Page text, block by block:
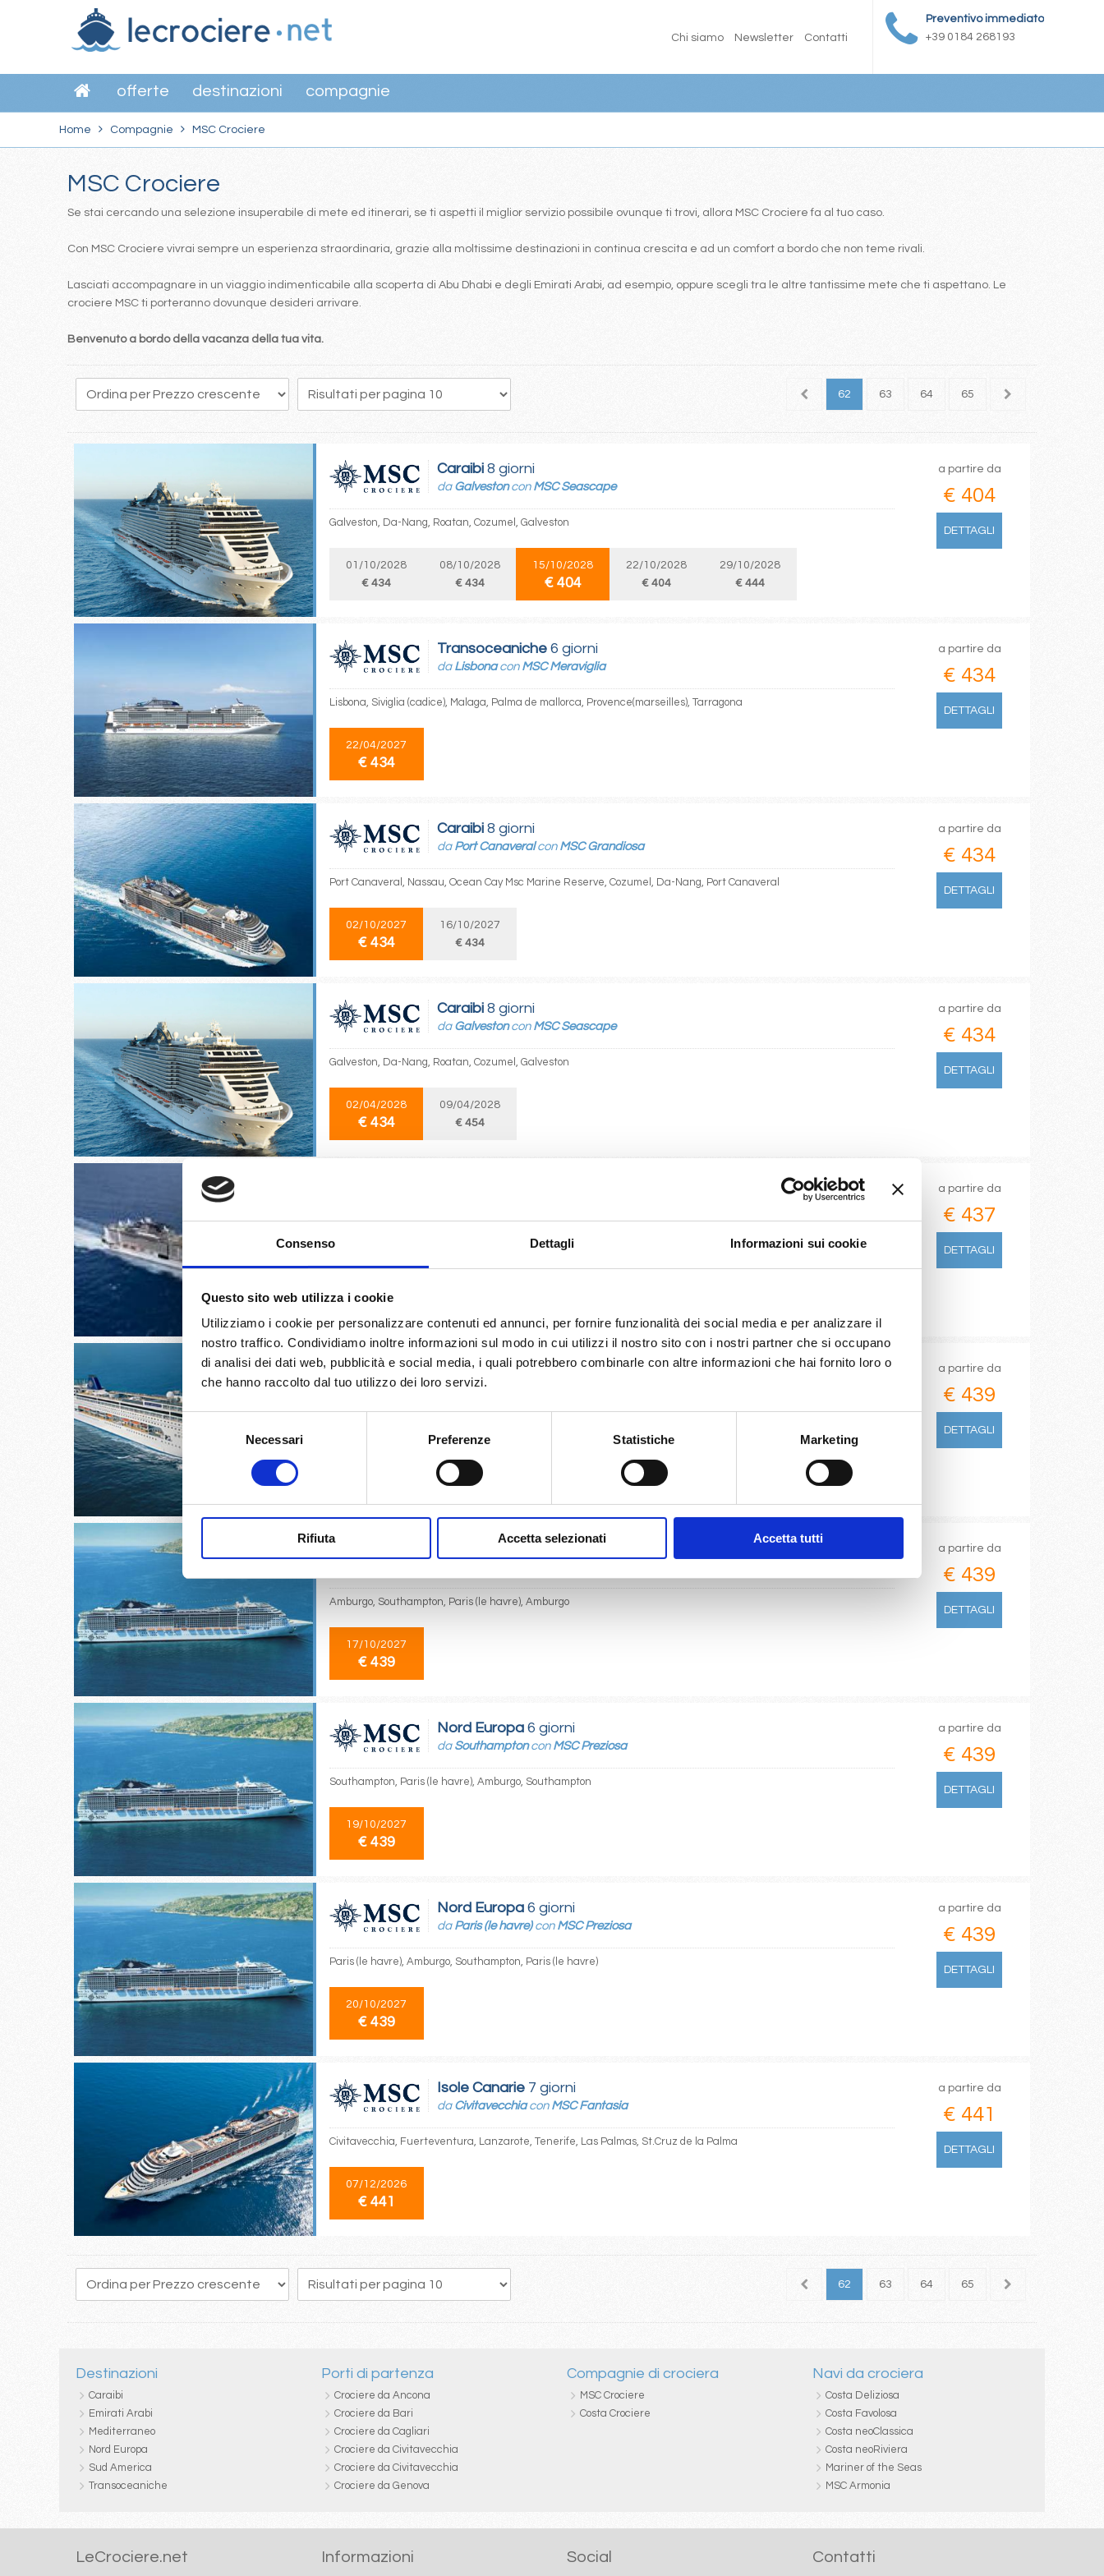
Consenso Dettagli Informazioni sui cookie
Questo sito web utilizza i cookie
Utilizziamo i cookie per personalizzare contenuti ed annunci, per fornire funzionalità dei social media e per analizzare il
nostro traffico. Condividiamo inoltre informazioni sul modo in cui utilizzi il nostro sito con i nostri partner che si occupano
di analisi dei dati web, pubblicità e social media, i quali potrebbero combinarle con altre informazioni che hai fornito loro o
che hanno raccolto dal tuo utilizzo dei loro servizi.
Selezione
del
consenso
Necessari Preferenze Statistiche Marketing
Rifiuta Accetta selezionati Accetta tutti
Preventivo immediato
+39 0184 268193
Chi siamo Newsletter Contatti
offerte destinazioni compagnie
Home Compagnie MSC Crociere
MSC Crociere
Se stai cercando una selezione insuperabile di mete ed itinerari, se ti aspetti il miglior servizio possibile ovunque ti trovi, allora MSC Crociere fa al tuo caso.
Con MSC Crociere vivrai sempre un esperienza straordinaria, grazie alla moltissime destinazioni in continua crescita e ad un comfort a bordo che non teme rivali.
Lasciati accompagnare in un viaggio indimenticabile alla scoperta di Abu Dhabi e degli Emirati Arabi, ad esempio, oppure scegli tra le altre tantissime mete che ti aspettano. Le
crociere MSC ti porteranno dovunque desideri arrivare.
Benvenuto a bordo della vacanza della tua vita.
44 45 46 47 49 50 51 52 61 62 63 64 65 66
Caraibi 8 giorni
da Galvestoncon MSC Seascape
Galveston, Da-Nang, Roatan, Cozumel, Galveston
01/10/2028
€ 434
08/10/2028
€ 434
15/10/2028
€ 404
22/10/2028
€ 404
29/10/2028
€ 444
a partire da
€ 404
DETTAGLI
Transoceaniche 6 giorni
da Lisbonacon MSC Meraviglia
Lisbona, Siviglia (cadice), Malaga, Palma de mallorca, Provence(marseilles), Tarragona
22/04/2027
€ 434
a partire da
€ 434
DETTAGLI
Caraibi 8 giorni
da Port Canaveralcon MSC Grandiosa
Port Canaveral, Nassau, Ocean Cay Msc Marine Reserve, Cozumel, Da-Nang, Port Canaveral
02/10/2027
€ 434
16/10/2027
€ 434
a partire da
€ 434
DETTAGLI
Caraibi 8 giorni
da Galvestoncon MSC Seascape
Galveston, Da-Nang, Roatan, Cozumel, Galveston
02/04/2028
€ 434
09/04/2028
€ 454
a partire da
€ 434
DETTAGLI
Southampton, Cork, Southampton
€ 437
a partire da
€ 437
DETTAGLI
Mediterraneo6 giorni
daVenezia
a partire da
€ 439
DETTAGLI
Nord Europa6 giorni
Amburgo, Southampton, Paris (le havre), Amburgo
17/10/2027
€ 439
a partire da
€ 439
DETTAGLI
Nord Europa 6 giorni
da Southamptoncon MSC Preziosa
Southampton, Paris (le havre), Amburgo, Southampton
19/10/2027
€ 439
a partire da
€ 439
DETTAGLI
Nord Europa 6 giorni
da Paris (le havre)con MSC Preziosa
Paris (le havre), Amburgo, Southampton, Paris (le havre)
20/10/2027
€ 439
a partire da
€ 439
DETTAGLI
Isole Canarie 7 giorni
da Civitavecchiacon MSC Fantasia
Civitavecchia, Fuerteventura, Lanzarote, Tenerife, Las Palmas, St.Cruz de la Palma
07/12/2026
€ 441
a partire da
€ 441
DETTAGLI
44 45 46 47 49 50 51 52 61 62 63 64 65 66
Destinazioni
Caraibi
Emirati Arabi
Mediterraneo
Nord Europa
Sud America
Transoceaniche
Porti di partenza
Crociere da Ancona
Crociere da Bari
Crociere da Cagliari
Crociere da Civitavecchia
Crociere da Civitavecchia
Crociere da Genova
Compagnie di crociera
MSC Crociere
Costa Crociere
Navi da crociera
Costa Deliziosa
Costa Favolosa
Costa neoClassica
Costa neoRiviera
Mariner of the Seas
MSC Armonia
LeCrociere.net Informazioni Social Contatti